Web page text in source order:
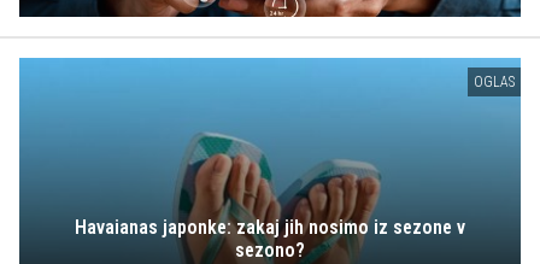
OGLAS
Havaianas japonke: zakaj jih nosimo iz sezone v
sezono?